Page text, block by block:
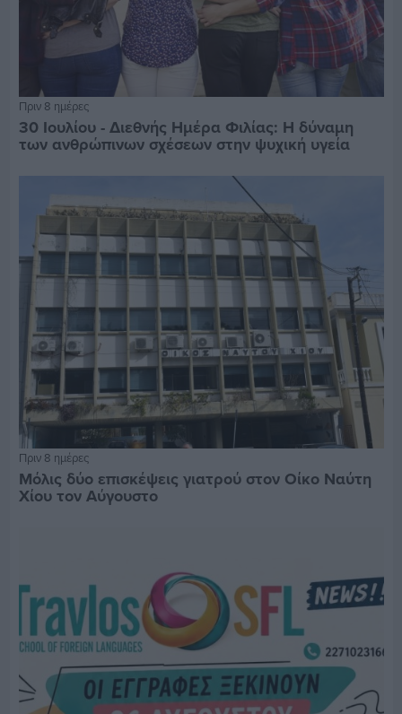
Πριν 8 ημέρες
30 Ιουλίου - Διεθνής Ημέρα Φιλίας: Η δύναμη
των ανθρώπινων σχέσεων στην ψυχική υγεία
Πριν 8 ημέρες
Μόλις δύο επισκέψεις γιατρού στον Οίκο Ναύτη
Χίου τον Αύγουστο